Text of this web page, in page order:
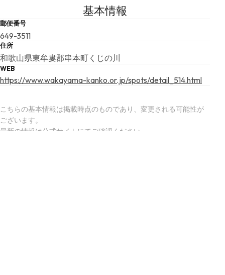
基本情報
郵便番号
649-3511
住所
和歌山県東牟婁郡串本町くじの川
WEB
https://www.wakayama-kanko.or.jp/spots/detail_514.html
こちらの基本情報は掲載時点のものであり、変更される可能性が
ございます。
最新の情報は公式サイトにてご確認ください。